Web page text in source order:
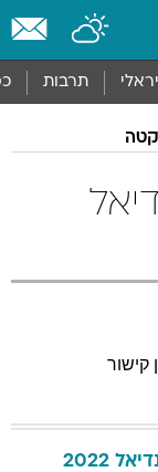
תרבות
קישור
2022